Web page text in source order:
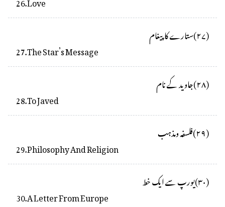
(۲۷)ستارے کاپیغام
27.The Star’s Message
(۲۸)جاوید کے نام
28.To Javed
(۲۹)فلسفہ ومذہب
29.Philosophy And Religion
(۳۰)یورپ سے ایک خط
30.A Letter From Europe